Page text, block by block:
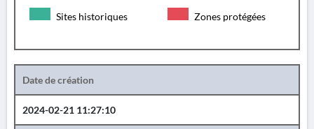
Sites historiques Zones protégées
Date de création
2024-02-21 11:27:10